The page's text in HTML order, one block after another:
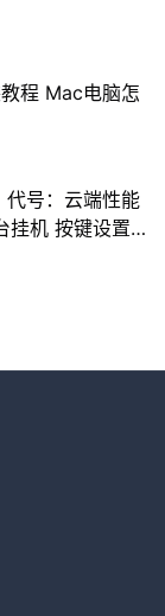
程 Mac电脑怎
代号：云端性能
挂机 按键设置